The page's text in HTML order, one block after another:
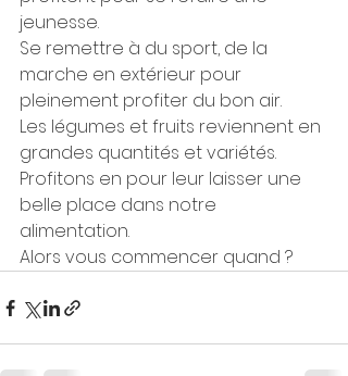
jeunesse.
Se remettre à du sport, de la
marche en extérieur pour
pleinement profiter du bon air.
Les légumes et fruits reviennent en
grandes quantités et variétés.
Profitons en pour leur laisser une
belle place dans notre
alimentation.
Alors vous commencer quand ?